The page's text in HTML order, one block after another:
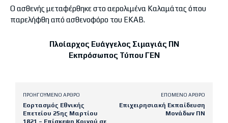
Ο ασθενής μεταφέρθηκε στο αερολιμένα Καλαμάτας όπου
παρελήφθη από ασθενοφόρο του ΕΚΑΒ.
Πλοίαρχος Ευάγγελος Σιμαγιάς ΠΝ
Εκπρόσωπος Τύπου ΓΕΝ
ΠΡΟΗΓΟΎΜΕΝΟ ΆΡΘΡΟ
Εορτασμός Εθνικής
Επετείου 25ης Μαρτίου
ΕΠΌΜΕΝΟ ΆΡΘΡΟ
Επιχειρησιακή Εκπαίδευση
Μονάδων ΠΝ